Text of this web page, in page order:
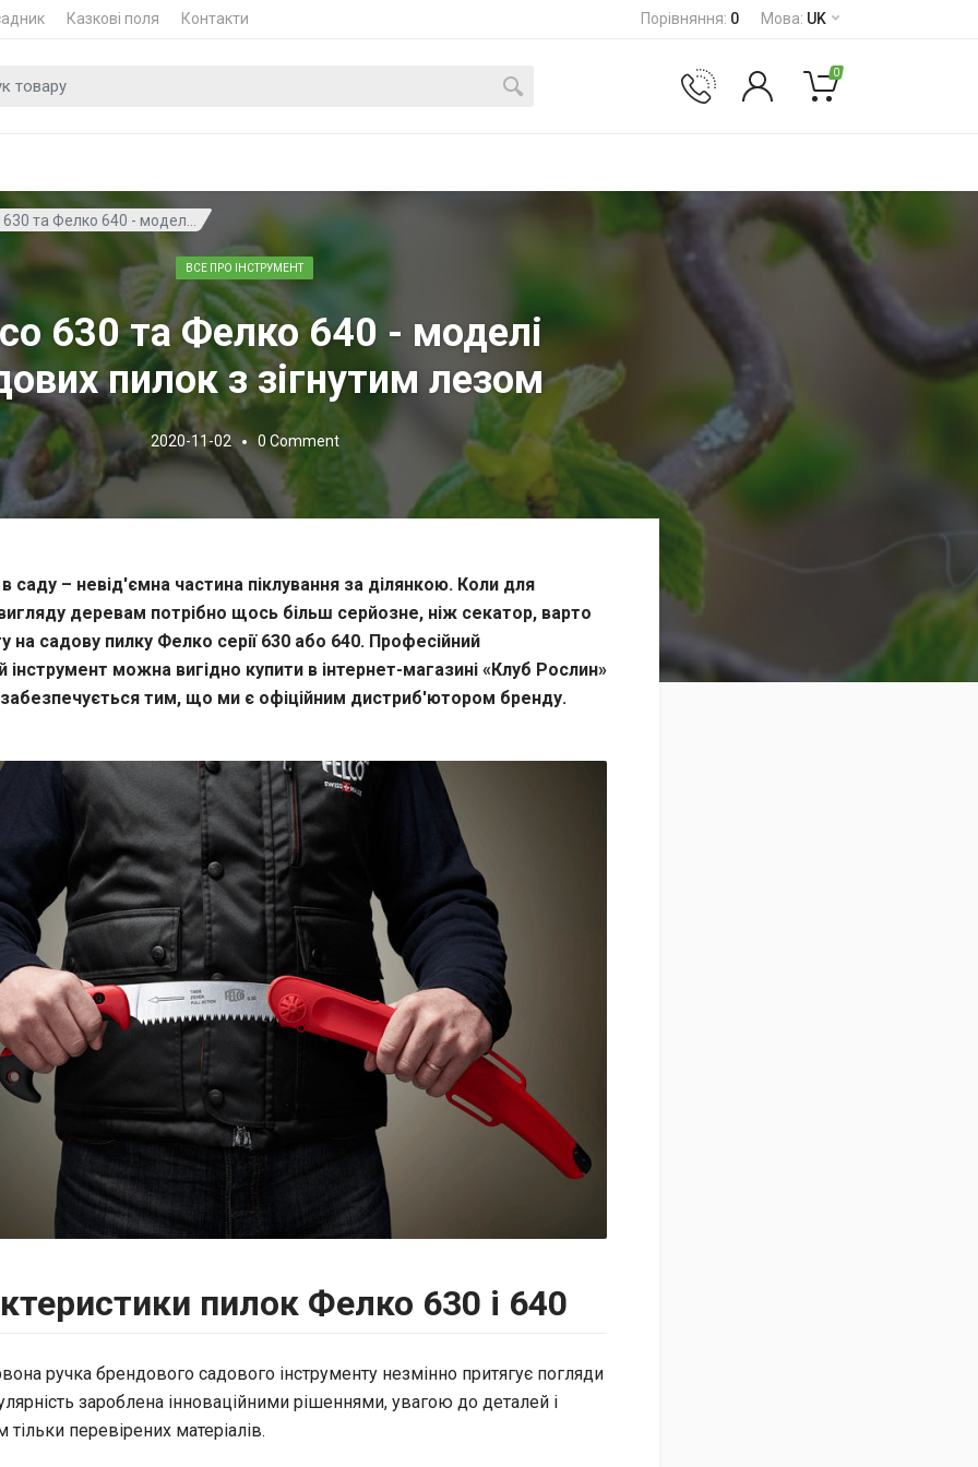
Казкові поля Контакти Порівняння: 0 Мова: UK
0
630 та Фелко 640 - модел...
ВСЕ ПРО ІНСТРУМЕНТ
630 та Фелко 640 - моделі
пилок з зігнутим лезом
2020-11-02 0 Comment
в саду – невід'ємна частина піклування за ділянкою. Коли для
деревам потрібно щось більш серйозне, ніж секатор, варто
на садову пилку Фелко серії 630 або 640. Професійний
можна вигідно купити в інтернет-магазині «Клуб Рослин»
забезпечується тим, що ми є офіційним дистриб'ютором бренду.
пилок Фелко 630 і 640
ручка брендового садового інструменту незмінно притягує погляди
зароблена інноваційними рішеннями, увагою до деталей і
перевірених матеріалів.